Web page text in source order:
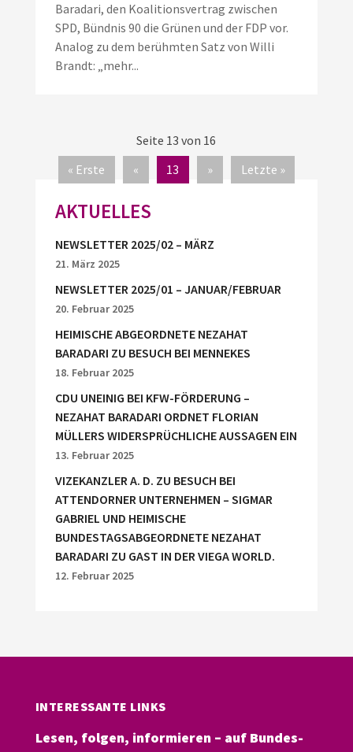
Baradari, den Koalitionsvertrag zwischen
SPD, Bündnis 90 die Grünen und der FDP vor.
Analog zu dem berühmten Satz von Willi
Brandt: „mehr...
Seite 13 von 16
« Erste
« 13 » Letzte »
AKTUELLES
NEWSLETTER 2025/02 – MÄRZ
21. März 2025
NEWSLETTER 2025/01 – JANUAR/FEBRUAR
20. Februar 2025
HEIMISCHE ABGEORDNETE NEZAHAT
BARADARI ZU BESUCH BEI MENNEKES
18. Februar 2025
CDU UNEINIG BEI KFW-FÖRDERUNG –
NEZAHAT BARADARI ORDNET FLORIAN
MÜLLERS WIDERSPRÜCHLICHE AUSSAGEN EIN
13. Februar 2025
VIZEKANZLER A. D. ZU BESUCH BEI
ATTENDORNER UNTERNEHMEN – SIGMAR
GABRIEL UND HEIMISCHE
BUNDESTAGSABGEORDNETE NEZAHAT
BARADARI ZU GAST IN DER VIEGA WORLD.
12. Februar 2025
INTERESSANTE LINKS
Lesen, folgen, informieren – auf Bundes-